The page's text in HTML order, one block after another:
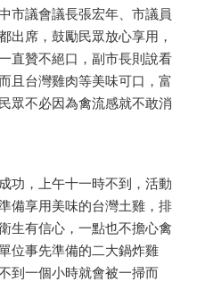
市議會議長張宏年、市議員
出席，鼓勵民眾放心享用，
直贊不絕口，副市長則說看
且台灣雞肉等美味可口，富
眾不必因為禽流感就不敢消
，上午十一時不到，活動
備享用美味的台灣土雞，排
生有信心，一點也不擔心禽
位事先準備的二大鍋炸雞
到一個小時就會被一掃而